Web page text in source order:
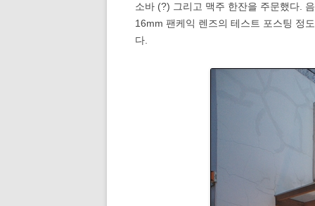
소바 (?) 그리고 맥주 한잔을 주문했다.
16mm 팬케익 렌즈의 테스트 포스팅 정
다.